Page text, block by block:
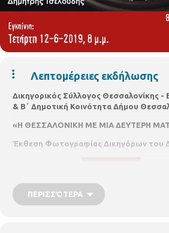
Λεπτομέρειες εκδήλωσης
Δικηγορικός Σύλλογος Θεσσαλονίκης -
& Β΄ Δημοτική Κοινότητα Δήμου
«Η ΘΕΣΣΑΛΟΝΙΚΗ ΜΕ ΜΙΑ ΔΕΥΤΕΡΗ
Έκθεση Φωτογραφίας Δικηγόρων του
ΠΕΡΙΣΣΌΤΕΡΑ